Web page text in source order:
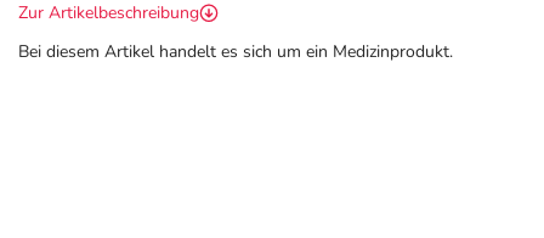
Zur Artikelbeschreibung
Bei diesem Artikel handelt es sich um ein Medizinprodukt.